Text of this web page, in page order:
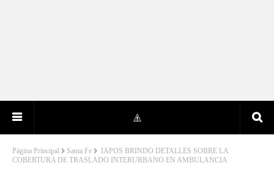
Página Principal Santa Fe
IAPOS BRINDÓ DETALLES SOBRE LA
COBERTURA DE TRASLADO INTERURBANO EN AMBULANCIA